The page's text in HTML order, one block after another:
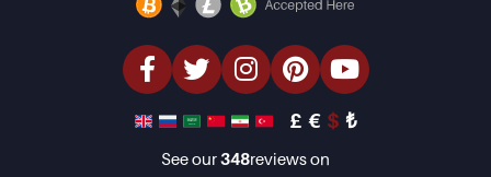
Недвижимость со скидкой
элитная недвижимость
Инвестиционная недвижимость
проектировать и строить
£ € $ ₺
See our348reviews on